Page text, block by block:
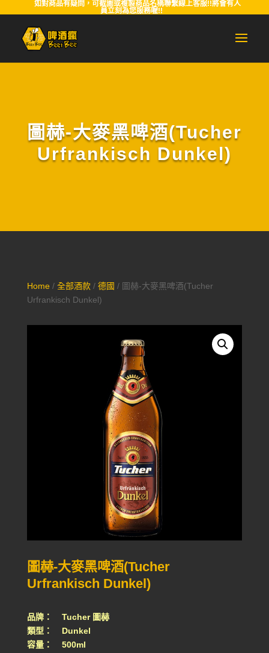
如對商品有疑問，可截圖或複製商品名稱聯繫線上客服!!將會有人
員立刻為您服務喔!!
圖赫-大麥黑啤酒(Tucher
Urfrankisch Dunkel)
Home/ 全部酒款/ 德國 / 圖赫-大麥黑啤酒(Tucher
Urfrankisch Dunkel)
圖赫-大麥黑啤酒(Tucher
Urfrankisch Dunkel)
品牌： Tucher 圖赫
類型： Dunkel
容量： 500ml